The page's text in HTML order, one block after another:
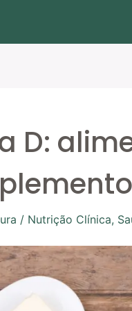
D:
/ Nutrição Clínica,